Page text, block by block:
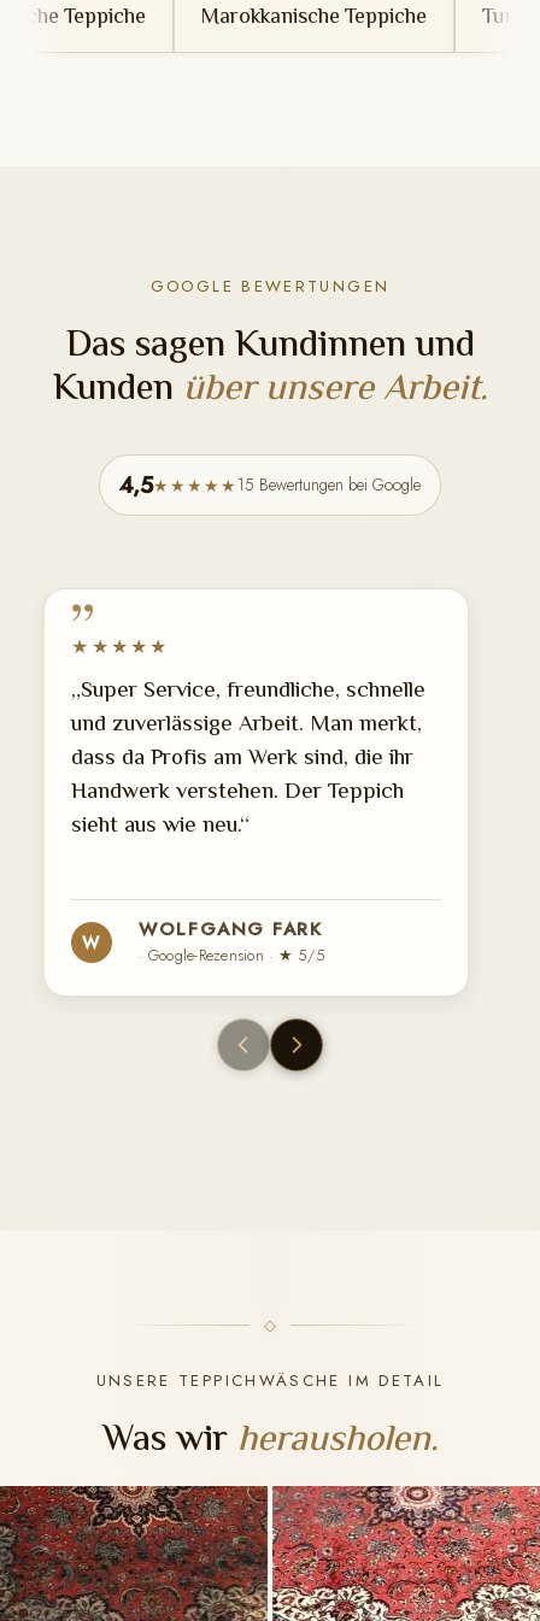
Marokkanische Teppiche Tunesische Teppiche
GOOGLE BEWERTUNGEN
Das sagen Kundinnen und
Kunden über unsere Arbeit.
4,5★★★★★ 15 Bewertungen bei Google
★★★★★
„Super Service, freundliche, schnelle
und zuverlässige Arbeit. Man merkt,
dass da Profis am Werk sind, die ihr
Handwerk verstehen. Der Teppich
sieht aus wie neu.“
W WOLFGANG FARK
· Google-Rezension · ★ 5/5
UNSERE TEPPICHWÄSCHE IM DETAIL
Was wir herausholen.